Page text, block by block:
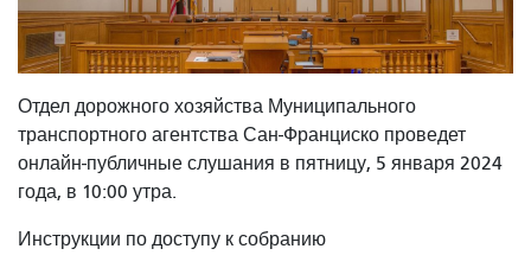
Отдел дорожного хозяйства Муниципального
транспортного агентства Сан-Франциско проведет
онлайн-публичные слушания в пятницу, 5 января 2024
года, в 10:00 утра.
Инструкции по доступу к собранию